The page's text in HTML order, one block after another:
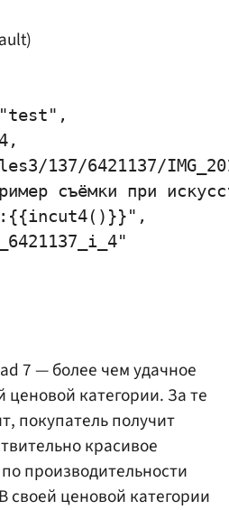
137/6421137/
съёмки при
7 — более чем удачное
ценовой категории. За те
покупатель получит
красивое
производительности
своей ценовой категории